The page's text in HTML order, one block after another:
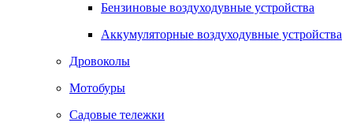
Бензиновые воздуходувные устройства
Аккумуляторные воздуходувные устройства
Дровоколы
Мотобуры
Садовые тележки